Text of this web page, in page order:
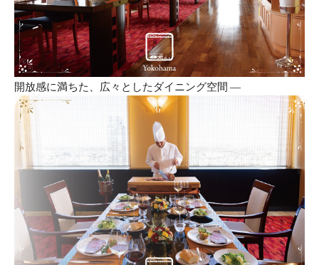
開放感に満ちた、広々としたダイニング空間 ―